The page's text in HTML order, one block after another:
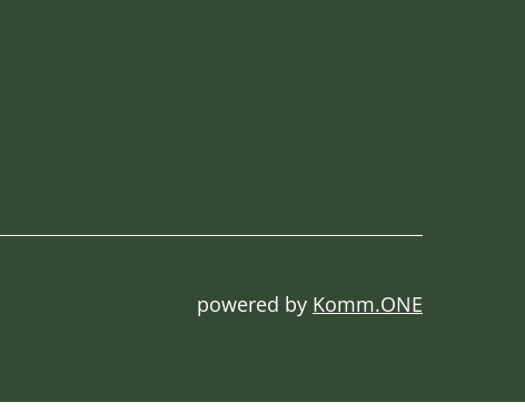
powered by Komm.ONE